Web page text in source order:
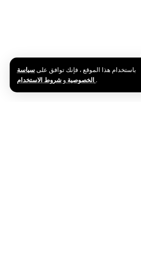
باستخدام هذا الموقع ، فإنك توافق علىسياسة
الخصوصية و .